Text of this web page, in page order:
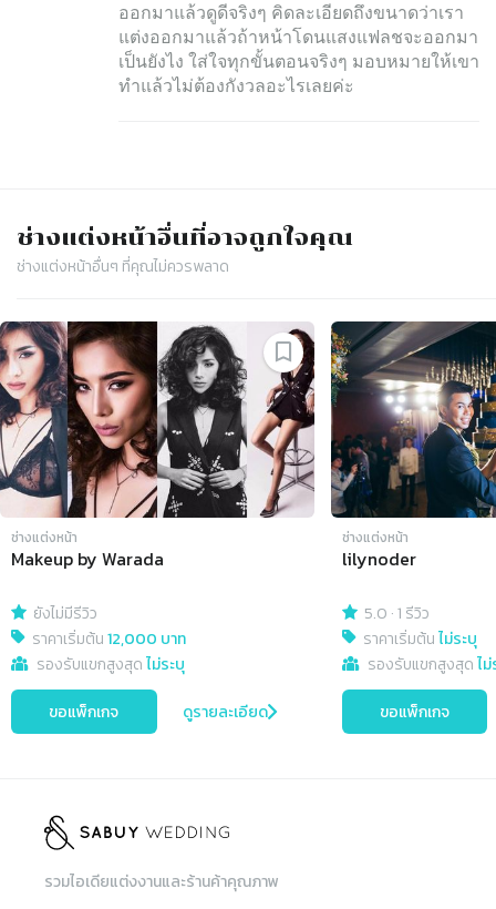
ออกมาแล้วดูดีจริงๆ คิดละเอียดถึงขนาดว่าเรา
แต่งออกมาแล้วถ้าหน้าโดนแสงแฟลชจะออกมา
เป็นยังไง ใส่ใจทุกขั้นตอนจริงๆ มอบหมายให้เขา
ทำแล้วไม่ต้องกังวลอะไรเลยค่ะ
ช่างแต่งหน้าอื่นที่อาจถูกใจคุณ
ช่างแต่งหน้าอื่นๆ ที่คุณไม่ควรพลาด
Slide 1 of 4
ช่างแต่งหน้า
Makeup by Warada
ยังไม่มีรีวิว
ราคาเริ่มต้น12,000 บาท
รองรับแขกสูงสุดไม่ระบุ
ขอแพ็กเกจ ดูรายละเอียด
ช่างแต่งหน้า
lilynoder
5.0 ·1 รีวิว
ราคาเริ่มต้นไม่ระบุ
รองรับแขกสูงสุดไ
ขอแพ็กเกจ
รวมไอเดียแต่งงานและร้านค้าคุณภาพ